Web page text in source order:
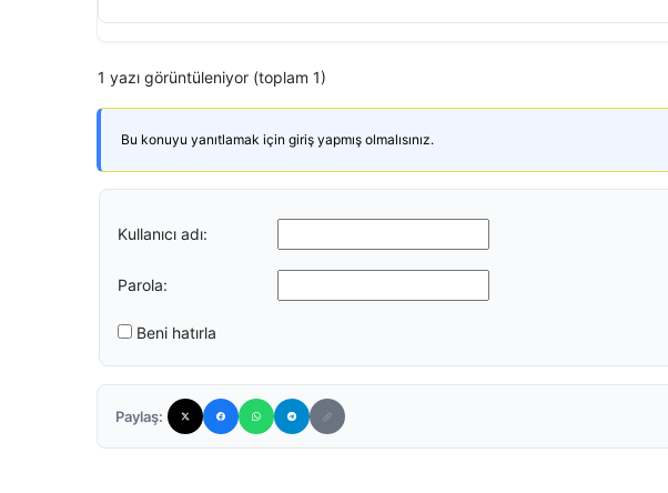
1 yazı görüntüleniyor (toplam 1)
Bu konuyu yanıtlamak için giriş yapmış olmalısınız.
Kullanıcı adı:
Parola:
Beni hatırla
Paylaş: